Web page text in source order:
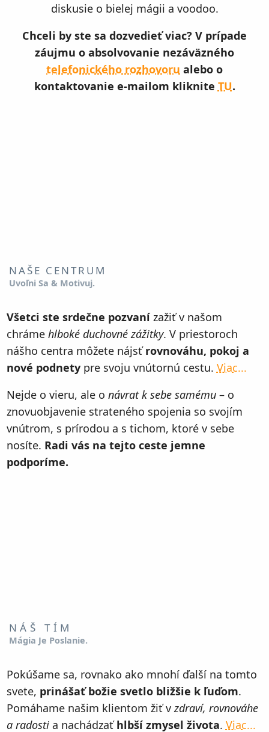
diskusie o bielej mágii a voodoo.
Chceli by ste sa dozvedieť viac? V prípade
záujmu o absolvovanie nezáväzného
telefonického rozhovoru alebo o
kontaktovanie e-mailom kliknite TU.
NAŠE CENTRUM
Uvoľni Sa & Motivuj.
Všetci ste srdečne pozvanízažiť v našom
chráme hlboké duchovné zážitky. V priestoroch
nášho centra môžete nájsťrovnováhu, pokoj a
nové podnetypre svoju vnútornú cestu. Viac...
Nejde o vieru, ale o návrat k sebe samému– o
znovuobjavenie strateného spojenia so svojím
vnútrom, s prírodou a s tichom, ktoré v sebe
nosíte. Radi vás na tejto ceste jemne
podporíme.
NÁŠ TÍM
Mágia Je Poslanie.
Pokúšame sa, rovnako ako mnohí ďalší na tomto
svete, prinášať božie svetlo bližšie k ľuďom.
Pomáhame našim klientom žiť v zdraví, rovnováhe
a radostia nachádzaťhlbší zmysel života. Viac...